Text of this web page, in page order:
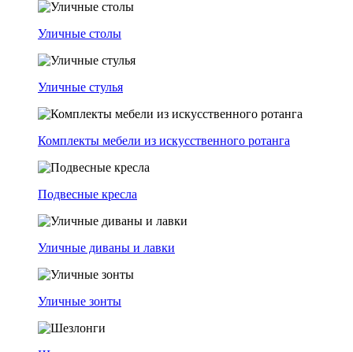
Уличные столы
Уличные стулья
Комплекты мебели из искусственного ротанга
Подвесные кресла
Уличные диваны и лавки
Уличные зонты